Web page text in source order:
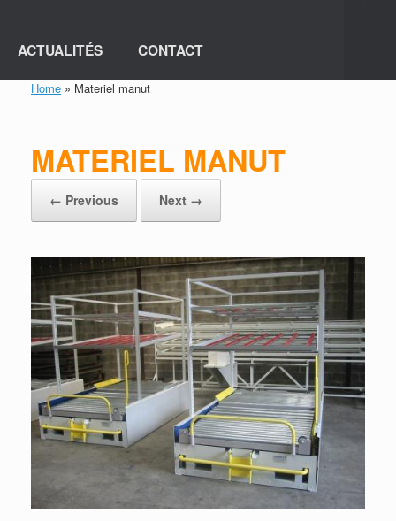
ACTUALITÉS CONTACT
Home » Materiel manut
MATERIEL MANUT
← Previous Next →